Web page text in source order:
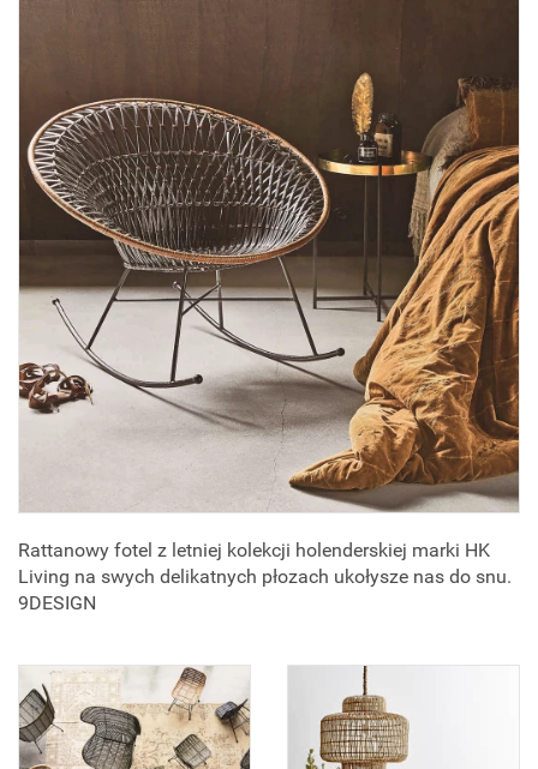
Rattanowy fotel z letniej kolekcji holenderskiej marki HK
Living na swych delikatnych płozach ukołysze nas do snu.
9DESIGN